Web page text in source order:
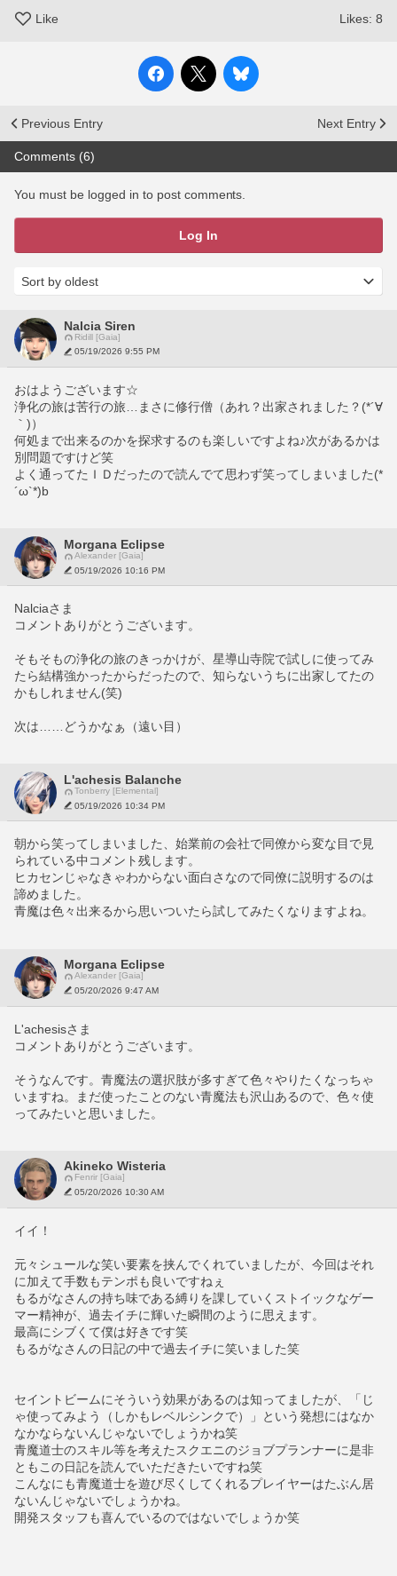
Like Likes: 8
Previous Entry Next Entry
Comments (6)
You must be logged in to post comments.
Log In
Nalcia Siren
Ridill [Gaia]
05/19/2026 9:55 PM
おはようございます☆
浄化の旅は苦行の旅…まさに修行僧（あれ？出家されました？(*´∀
｀)）
何処まで出来るのかを探求するのも楽しいですよね♪次があるかは
別問題ですけど笑
よく通ってたＩＤだったので読んでて思わず笑ってしまいました(*
´ω`*)b
Morgana Eclipse
Alexander [Gaia]
05/19/2026 10:16 PM
Nalciaさま
コメントありがとうございます。
そもそもの浄化の旅のきっかけが、星導山寺院で試しに使ってみ
たら結構強かったからだったので、知らないうちに出家してたの
かもしれません(笑)
次は……どうかなぁ（遠い目）
L'achesis Balanche
Tonberry [Elemental]
05/19/2026 10:34 PM
朝から笑ってしまいました、始業前の会社で同僚から変な目で見
られている中コメント残します。
ヒカセンじゃなきゃわからない面白さなので同僚に説明するのは
諦めました。
青魔は色々出来るから思いついたら試してみたくなりますよね。
Morgana Eclipse
Alexander [Gaia]
05/20/2026 9:47 AM
L'achesisさま
コメントありがとうございます。
そうなんです。青魔法の選択肢が多すぎて色々やりたくなっちゃ
いますね。まだ使ったことのない青魔法も沢山あるので、色々使
ってみたいと思いました。
Akineko Wisteria
Fenrir [Gaia]
05/20/2026 10:30 AM
イイ！
元々シュールな笑い要素を挟んでくれていましたが、今回はそれ
に加えて手数もテンポも良いですねぇ
もるがなさんの持ち味である縛りを課していくストイックなゲー
マー精神が、過去イチに輝いた瞬間のように思えます。
最高にシブくて僕は好きです笑
もるがなさんの日記の中で過去イチに笑いました笑
セイントビームにそういう効果があるのは知ってましたが、「じ
ゃ使ってみよう（しかもレベルシンクで）」という発想にはなか
なかならないんじゃないでしょうかね笑
青魔道士のスキル等を考えたスクエニのジョブプランナーに是非
ともこの日記を読んでいただきたいですね笑
こんなにも青魔道士を遊び尽くしてくれるプレイヤーはたぶん居
ないんじゃないでしょうかね。
開発スタッフも喜んでいるのではないでしょうか笑